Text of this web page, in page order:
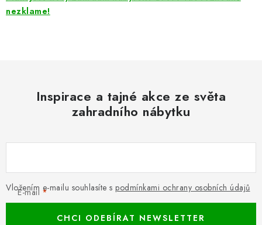
nezklame!
Inspirace a tajné akce ze světa
zahradního nábytku
E-mail
Vložením e-mailu souhlasíte s podmínkami ochrany osobních údajů
CHCI ODEBÍRAT NEWSLETTER